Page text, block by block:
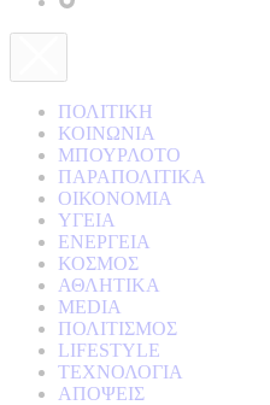
ΠΟΛΙΤΙΚΗ
ΚΟΙΝΩΝΙΑ
ΜΠΟΥΡΛΟΤΟ
ΠΑΡΑΠΟΛΙΤΙΚΑ
ΟΙΚΟΝΟΜΙΑ
ΥΓΕΙΑ
ΕΝΕΡΓΕΙΑ
ΚΟΣΜΟΣ
ΑΘΛΗΤΙΚΑ
MEDIA
ΠΟΛΙΤΙΣΜΟΣ
LIFESTYLE
ΤΕΧΝΟΛΟΓΙΑ
ΑΠΟΨΕΙΣ